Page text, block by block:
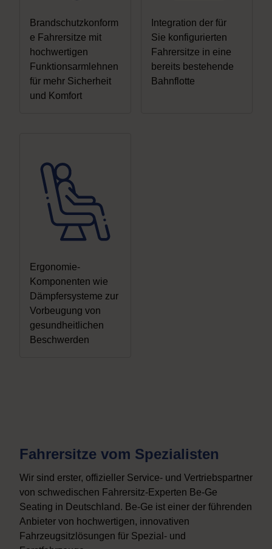
Brandschutzkonform
e Fahrersitze mit
hochwertigen
Funktionsarmlehnen
für mehr Sicherheit
und Komfort
Integration der für
Sie konfigurierten
Fahrersitze in eine
bereits bestehende
Bahnflotte
Ergonomie-
Komponenten wie
Dämpfersysteme zur
Vorbeugung von
gesundheitlichen
Beschwerden
Fahrersitze vom Spezialisten
Wir sind erster, offizieller Service- und Vertriebspartner
von schwedischen Fahrersitz-Experten Be-Ge
Seating in Deutschland. Be-Ge ist einer der führenden
Anbieter von hochwertigen, innovativen
Fahrzeugsitzlösungen für Spezial- und